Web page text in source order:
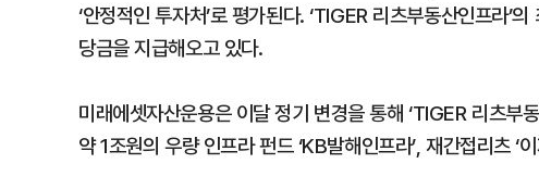
‘안정적인 투자처’로 평가된다. ‘TIGER 리츠부동산인프라
당금을 지급해오고 있다.
미래에셋자산운용은 이달 정기 변경을 통해 ‘TIGER 리츠부
약 1조원의 우량 인프라 펀드 ‘KB발해인프라’, 재간접리츠 ‘